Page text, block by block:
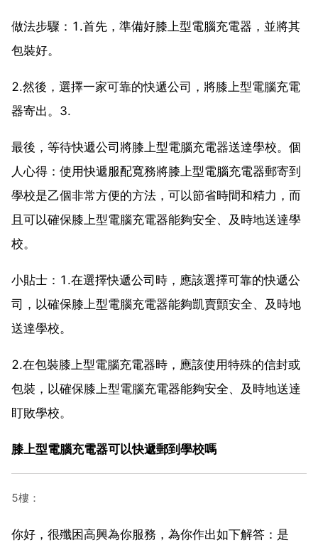
做法步驟：1.首先，準備好膝上型電腦充電器，並將其
包裝好。
2.然後，選擇一家可靠的快遞公司，將膝上型電腦充電
器寄出。3.
最後，等待快遞公司將膝上型電腦充電器送達學校。個
人心得：使用快遞服配寬務將膝上型電腦充電器郵寄到
學校是乙個非常方便的方法，可以節省時間和精力，而
且可以確保膝上型電腦充電器能夠安全、及時地送達學
校。
小貼士：1.在選擇快遞公司時，應該選擇可靠的快遞公
司，以確保膝上型電腦充電器能夠凱賣顫安全、及時地
送達學校。
2.在包裝膝上型電腦充電器時，應該使用特殊的信封或
包裝，以確保膝上型電腦充電器能夠安全、及時地送達
盯敗學校。
膝上型電腦充電器可以快遞郵到學校嗎
5樓：
你好，很殲困高興為你服務，為你作出如下解答：是